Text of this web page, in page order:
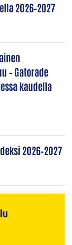
2026–2027
– Gatorade
kaudella
2026–2027